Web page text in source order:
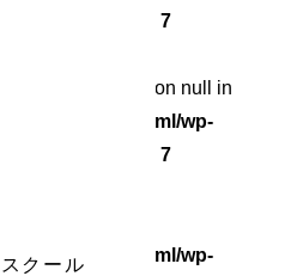
クール
7
"cat_name" on null in
public_html/wp-
7
0 in
public_html/wp-